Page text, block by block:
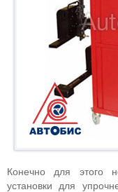
Конечно для этого
установки для